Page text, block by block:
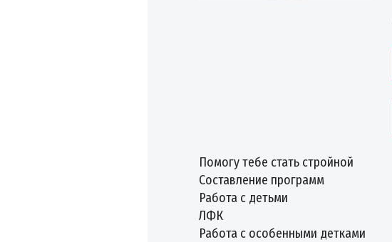
Помогу тебе стать стройной
Составление программ
Работа с детьми
ЛФК
Работа с особенными детками